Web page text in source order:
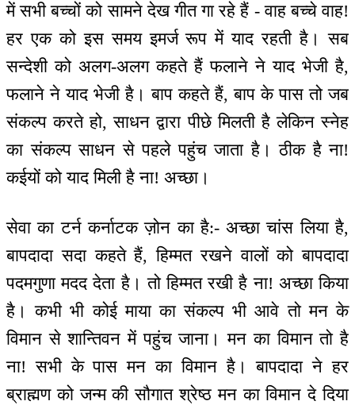
में सभी बच्चों को सामने देख गीत गा रहे हैं - वाह बच्चे वाह!
हर एक को इस समय इमर्ज रूप में याद रहती है। सब
सन्देशी को अलग-अलग कहते हैं फलाने ने याद भेजी है,
फलाने ने याद भेजी है। बाप कहते हैं, बाप के पास तो जब
संकल्प करते हो, साधन द्वारा पीछे मिलती है लेकिन स्नेह
का संकल्प साधन से पहले पहुंच जाता है। ठीक है ना!
कईयों को याद मिली है ना! अच्छा।
सेवा का टर्न कर्नाटक ज़ोन का है:- अच्छा चांस लिया है,
बापदादा सदा कहते हैं, हिम्मत रखने वालों को बापदादा
पदमगुणा मदद देता है। तो हिम्मत रखी है ना! अच्छा किया
है। कभी भी कोई माया का संकल्प भी आवे तो मन के
विमान से शान्तिवन में पहुंच जाना। मन का विमान तो है
ना! सभी के पास मन का विमान है। बापदादा ने हर
ब्राह्मण को जन्म की सौगात श्रेष्ठ मन का विमान दे दिया